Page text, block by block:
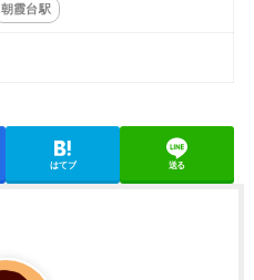
朝霞台駅
はてブ 送る